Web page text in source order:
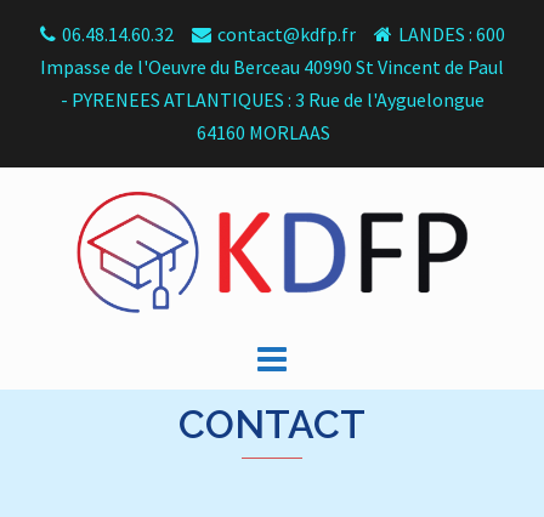
content
06.48.14.60.32 contact@kdfp.fr
LANDES : 600
Impasse de l'Oeuvre du Berceau 40990 St Vincent de Paul
- PYRENEES ATLANTIQUES : 3 Rue de l'Ayguelongue
64160 MORLAAS
CONTACT